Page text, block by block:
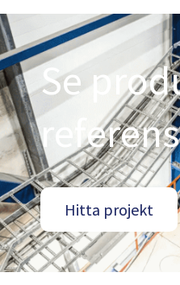
Se
Hitta projekt